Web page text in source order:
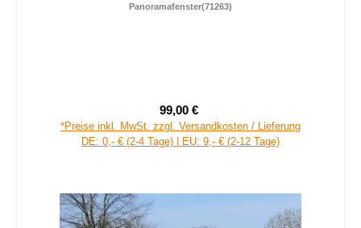
Panoramafenster(71263)
Verkaufspreis:
99,00 €
*Preise inkl. MwSt. zzgl. Versandkosten / Lieferung
DE: 0,- € (2-4 Tage) | EU: 9,- € (2-12 Tage)